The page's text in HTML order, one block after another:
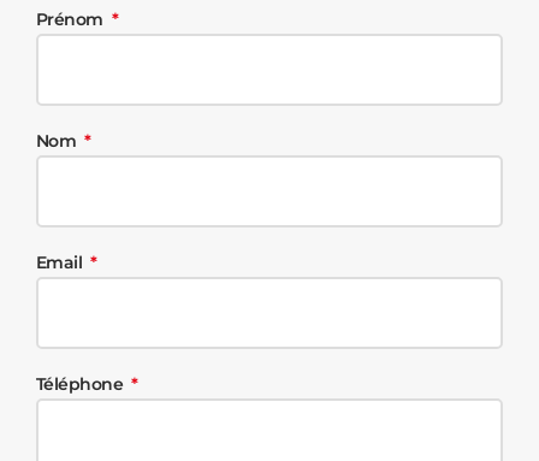
Prénom
Nom
Email
Téléphone